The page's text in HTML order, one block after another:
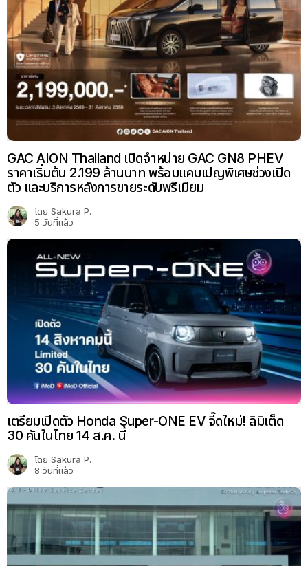
GAC AION Thailand เปิดจำหน่าย GAC GN8 PHEV
ราคาเริ่มต้น 2.199 ล้านบาท พร้อมแคมเปญพิเศษช่วงเปิด
ตัว และบริการหลังการขายระดับพรีเมียม
โดย Sakura P.
5 วันที่แล้ว
เตรียมเปิดตัว Honda Super-ONE EV จี๊ดใหม่! ลิมิเต็ด
30 คันในไทย 14 ส.ค. นี้
โดย Sakura P.
8 วันที่แล้ว